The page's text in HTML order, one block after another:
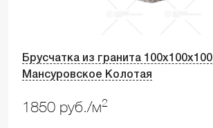
Брусчатка из гранита 100х100х100
Мансуровское Колотая
1850 руб./м2